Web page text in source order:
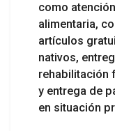
como
alimentaria,
artículos
nativos,
rehabilitación
y entrega de
en situación